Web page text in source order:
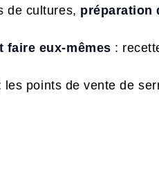
de cultures, préparation
faire eux-mêmes :
les points de vente de